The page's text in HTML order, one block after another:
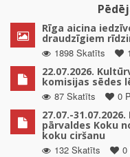
Rīga aicina
draudzīgiem
1898 Skatīts
22.07.2026.
komisijas sēdes
87 Skatīts
0
27.07.-
pārvaldes Koku
koku ciršanu
132 Skatīts
0